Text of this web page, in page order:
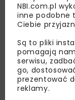
Lubisz
NBI.com.pl
inne podobne
Ciebie
Są to pliki
pomagają
serwisu,
go,
prezentować
reklamy.